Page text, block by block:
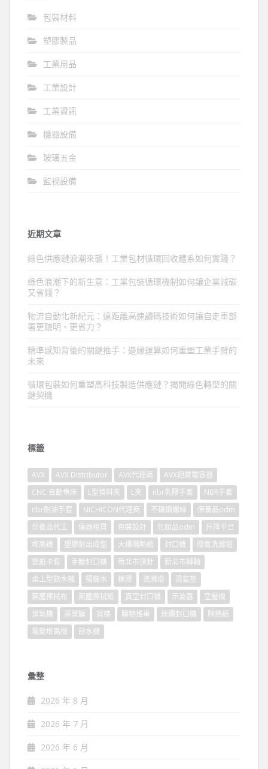
包裝材料
塑膠製品
工業用品
工業設計
工業資訊
機器設備
玻璃五金
監視設備
近期文章
綠色供應鏈浪潮來襲！工業包材循環回收體系如何實踐？
綠色浪潮下的新生意：工業包裝循環機制如何讓企業減碳
又省錢？
物流自動化新紀元：遠距離高速讀碼技術如何讓自走車部
署更聰明、更省力？
精準感知背後的關鍵推手：邊緣運算如何重塑工業手臂的
未來
循環包裝如何重塑高科技製造供應鏈？揭開綠色轉型的關
鍵契機
標籤
AVX AVX Distributor AVX代理商
AVX鉭質電容器
CNC 自動車床
L型資料夾 L夾 nbr乳膠手套
NBR手套
nbr耐油手套
NICHICON代理商 不鏽鋼螺絲
保養品odm
保養品代工
儀器租賃 包裝設計 化妝品odm
升降平台
堆高機
塑膠射出成型 大樓隔熱紙 封口機
廢氣洗滌塔
悠遊卡套
手壓封口機 新北市探針
新北市轉軸
桌上型飲水機
桶裝水 橡膠 洗滌塔
滑鼠墊
無塵擦拭布
無塵擦拭紙 真空封口機 示波器
空壓機
臭氧機
茶葉罐 貨梯 購物推車 連續封口機
隔熱紙
電動堆高機
飲水機
彙整
2026 年 8 月
2026 年 7 月
2026 年 6 月